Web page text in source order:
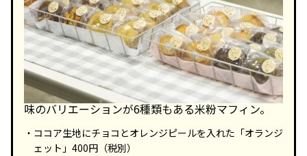
味のバリエーションが6種類もある米粉マフィン。
ココア生地にチョコとオレンジピールを入れた「オランジ
ェット」400円（税別）